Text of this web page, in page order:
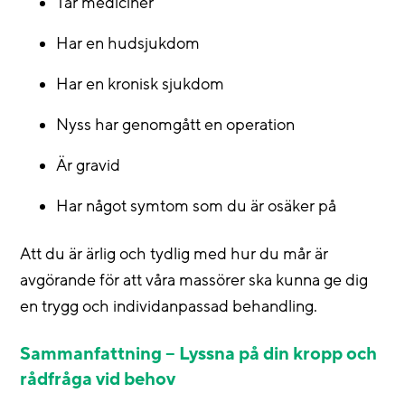
Har en hudsjukdom
Har en kronisk sjukdom
Nyss har genomgått en operation
Är gravid
Har något symtom som du är osäker på
Att du är ärlig och tydlig med hur du mår är
avgörande för att våra massörer ska kunna ge dig
en trygg och individanpassad behandling.
Sammanfattning – Lyssna på din kropp och
rådfråga vid behov